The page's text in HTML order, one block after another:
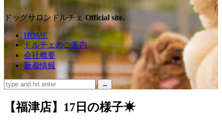
サ
ロ
ン
ド
ル
ドッグサロンドルチェ Official site.
HOME
ドルチェのご案内
会社概要
新着情報
【福津店】17日の様子☀